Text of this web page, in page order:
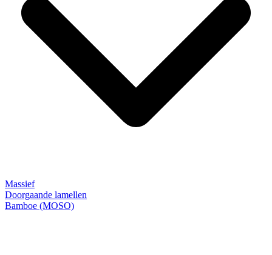
Massief
Doorgaande lamellen
Bamboe (MOSO)